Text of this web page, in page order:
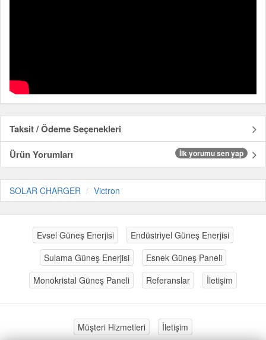
Taksit / Ödeme Seçenekleri
Ürün Yorumları
İlk yorumu sen yap
SOLAR CHARGER Victron
Evsel Güneş Enerjisi
Endüstriyel Güneş Enerjisi
Sulama Güneş Enerjisi
Esnek Güneş Paneli
Monokristal Güneş Paneli
Referanslar İletişim
Müşteri Hizmetleri İletişim